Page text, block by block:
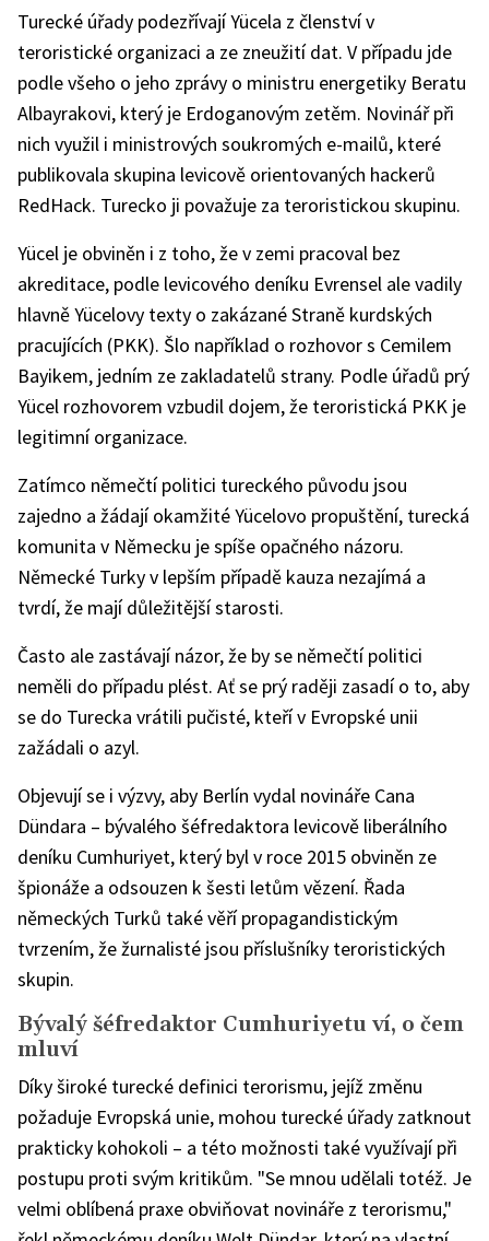
Turecké úřady podezřívají Yücela z členství v
teroristické organizaci a ze zneužití dat. V případu jde
podle všeho o jeho zprávy o ministru energetiky Beratu
Albayrakovi, který je Erdoganovým zetěm. Novinář při
nich využil i ministrových soukromých e-mailů, které
publikovala skupina levicově orientovaných hackerů
RedHack. Turecko ji považuje za teroristickou skupinu.
Yücel je obviněn i z toho, že v zemi pracoval bez
akreditace, podle levicového deníku Evrensel ale vadily
hlavně Yücelovy texty o zakázané Straně kurdských
pracujících (PKK). Šlo například o rozhovor s Cemilem
Bayikem, jedním ze zakladatelů strany. Podle úřadů prý
Yücel rozhovorem vzbudil dojem, že teroristická PKK je
legitimní organizace.
Zatímco němečtí politici tureckého původu jsou
zajedno a žádají okamžité Yücelovo propuštění, turecká
komunita v Německu je spíše opačného názoru.
Německé Turky v lepším případě kauza nezajímá a
tvrdí, že mají důležitější starosti.
Často ale zastávají názor, že by se němečtí politici
neměli do případu plést. Ať se prý raději zasadí o to, aby
se do Turecka vrátili pučisté, kteří v Evropské unii
zažádali o azyl.
Objevují se i výzvy, aby Berlín vydal novináře Cana
Dündara – bývalého šéfredaktora levicově liberálního
deníku Cumhuriyet, který byl v roce 2015 obviněn ze
špionáže a odsouzen k šesti letům vězení. Řada
německých Turků také věří propagandistickým
tvrzením, že žurnalisté jsou příslušníky teroristických
skupin.
Bývalý šéfredaktor Cumhuriyetu ví, o čem
mluví
Díky široké turecké definici terorismu, jejíž změnu
požaduje Evropská unie, mohou turecké úřady zatknout
prakticky kohokoli – a této možnosti také využívají při
postupu proti svým kritikům. "Se mnou udělali totéž. Je
velmi oblíbená praxe obviňovat novináře z terorismu,"